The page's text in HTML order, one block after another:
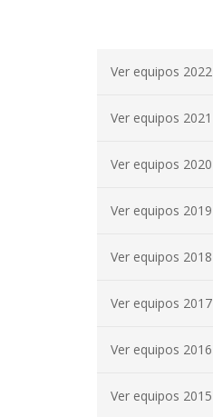
Ver equipos 2022
Ver equipos 2021
Ver equipos 2020
Ver equipos 2019
Ver equipos 2018
Ver equipos 2017
Ver equipos 2016
Ver equipos 2015